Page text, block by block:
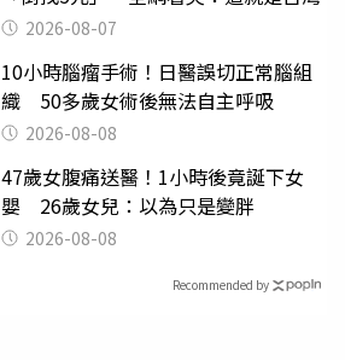
2026-08-07
10小時腦瘤手術！日醫誤切正常腦組
織 50多歲女術後無法自主呼吸
2026-08-08
47歲女腹痛送醫！1小時後竟誕下女
嬰 26歲女兒：以為只是變胖
2026-08-08
Recommended by